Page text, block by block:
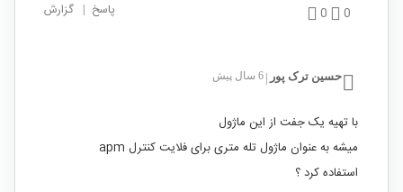
0
0 پاسخ | گزارش
حسین ترک پور 6 سال پیش
با تهیه یک جفت از این ماژول
میشه به عنوان ماژول تله متری برای فلایت کنترل apm
استفاده کرد ؟